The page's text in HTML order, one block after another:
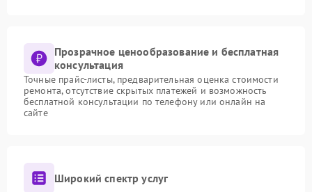
Прозрачное ценообразование и бесплатная
консультация
Точные прайс-листы, предварительная оценка стоимости
ремонта, отсутствие скрытых платежей и возможность
бесплатной консультации по телефону или онлайн на
сайте
Широкий спектр услуг